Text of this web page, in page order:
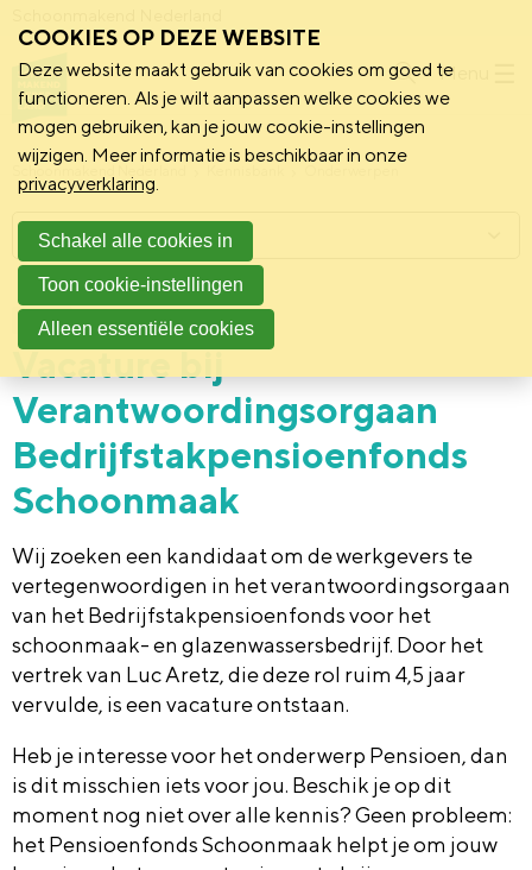
Menu
Schoonmakend Nederland
Nieuws 11 augustus 2023
Vacature bij
Verantwoordingsorgaan
Bedrijfstakpensioenfonds
Schoonmaak
Wij zoeken een kandidaat om de werkgevers te
vertegenwoordigen in het verantwoordingsorgaan
van het Bedrijfstakpensioenfonds voor het
schoonmaak- en glazenwassersbedrijf. Door het
vertrek van Luc Aretz, die deze rol ruim 4,5 jaar
vervulde, is een vacature ontstaan.
Heb je interesse voor het onderwerp Pensioen, dan
is dit misschien iets voor jou. Beschik je op dit
moment nog niet over alle kennis? Geen probleem:
het Pensioenfonds Schoonmaak helpt je om jouw
Menu
COOKIES OP DEZE WEBSITE
Deze website maakt gebruik van cookies om goed te
functioneren. Als je wilt aanpassen welke cookies we
mogen gebruiken, kan je jouw cookie-instellingen
wijzigen. Meer informatie is beschikbaar in onze
privacyverklaring.
Schakel alle cookies in
Toon cookie-instellingen
Alleen essentiële cookies